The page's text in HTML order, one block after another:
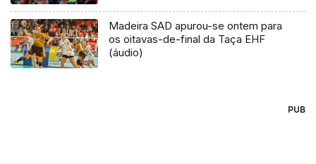
Madeira SAD apurou-se ontem para
os oitavas-de-final da Taça EHF
(áudio)
PUB